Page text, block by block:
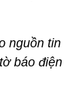
nguồn tin
báo điện